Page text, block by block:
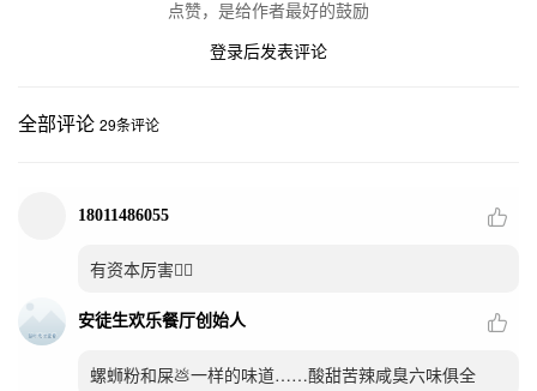
点赞，是给作者最好的鼓励
登录后发表评论
全部评论 29条评论
18011486055
有资本厉害👍🏻
安徒生欢乐餐厅创始人
螺蛳粉和屎💩一样的味道……酸甜苦辣咸臭六味俱全